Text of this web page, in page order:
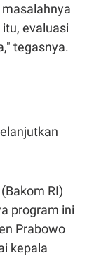
evaluasi
tegasnya.
RI)
program ini
Prabowo
kepala